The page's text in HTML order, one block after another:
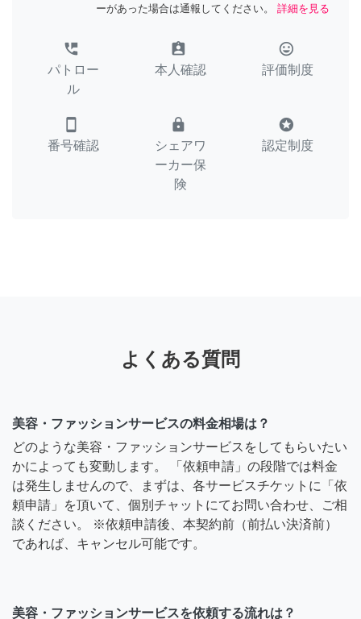
ーがあった場合は通報してください。 詳細を見る
perm_phone_msg
パトロー
ル
assignment_ind
本人確認
tag_faces
評価制度
smartphone
番号確認
lock
シェアワ
ーカー保
険
stars
認定制度
よくある質問
美容・ファッションサービスの料金相場は？
どのような美容・ファッションサービスをしてもらいたい
かによっても変動します。 「依頼申請」の段階では料金
は発生しませんので、まずは、各サービスチケットに「依
頼申請」を頂いて、個別チャットにてお問い合わせ、ご相
談ください。 ※依頼申請後、本契約前（前払い決済前）
であれば、キャンセル可能です。
美容・ファッションサービスを依頼する流れは？